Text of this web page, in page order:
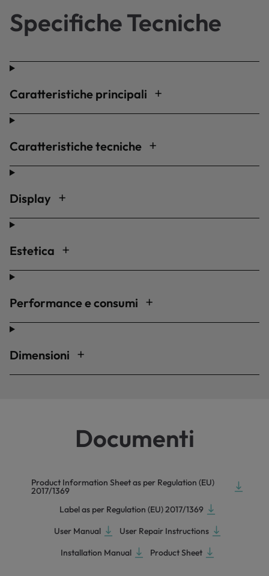
Specifiche Tecniche
Caratteristiche principali
Caratteristiche tecniche
Display
Estetica
Performance e consumi
Dimensioni
Documenti
Product Information Sheet as per Regulation (EU)
2017/1369
Label as per Regulation (EU) 2017/1369
User Manual
User Repair Instructions
Installation Manual
Product Sheet